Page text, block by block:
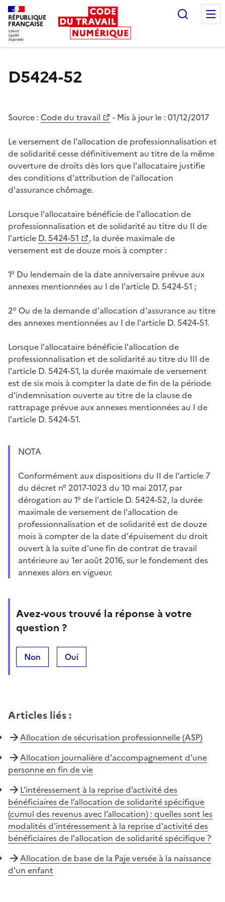
RÉPUBLIQUE
FRANÇAISE
D5424-52
Source : Code du travail - Mis à jour le : 01/12/2017
Le versement de l'allocation de professionnalisation et
de solidarité cesse définitivement au titre de la même
ouverture de droits dès lors que l'allocataire justifie
des conditions d'attribution de l'allocation
d'assurance chômage.
Lorsque l'allocataire bénéficie de l'allocation de
professionnalisation et de solidarité au titre du II de
l'article D. 5424-51
, la durée maximale de
versement est de douze mois à compter :
1° Du lendemain de la date anniversaire prévue aux
annexes mentionnées au I de l'article D. 5424-51 ;
2° Ou de la demande d'allocation d'assurance au titre
des annexes mentionnées au I de l'article D. 5424-51.
Lorsque l'allocataire bénéficie l'allocation de
professionnalisation et de solidarité au titre du III de
l'article D. 5424-51, la durée maximale de versement
est de six mois à compter la date de fin de la période
d'indemnisation ouverte au titre de la clause de
rattrapage prévue aux annexes mentionnées au I de
l'article D. 5424-51.
NOTA
Conformément aux dispositions du II de l'article 7
du décret n° 2017-1023 du 10 mai 2017, par
dérogation au 1° de l'article D. 5424-52, la durée
maximale de versement de l'allocation de
professionnalisation et de solidarité est de douze
mois à compter de la date d'épuisement du droit
ouvert à la suite d'une fin de contrat de travail
antérieure au 1er août 2016, sur le fondement des
annexes alors en vigueur.
Avez-vous trouvé la réponse à votre
question ?
Non Oui
Articles liés :
Allocation de sécurisation professionnelle (ASP)
Allocation journalière d'accompagnement d'une
personne en fin de vie
L'intéressement à la reprise d’activité des
bénéficiaires de l’allocation de solidarité spécifique
(cumul des revenus avec l’allocation) : quelles sont les
modalités d'intéressement à la reprise d'activité des
bénéficiaires de l'allocation de solidarité spécifique ?
Allocation de base de la Paje versée à la naissance
d'un enfant